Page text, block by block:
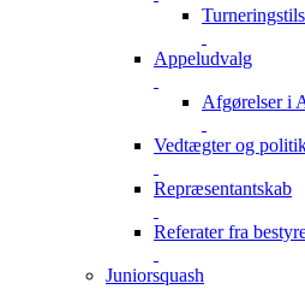
Appeludvalg
Afgørelser i
Vedtægter og
Repræsentantskab
Referater fra
Juniorsquash